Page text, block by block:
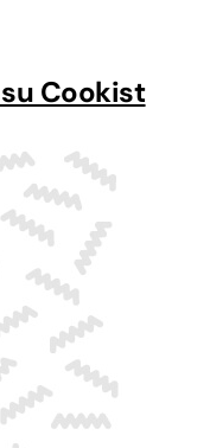
Cookist